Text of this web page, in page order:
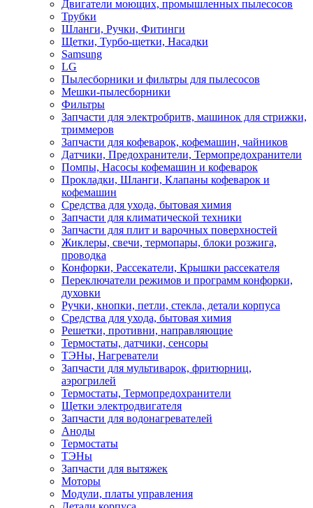
Двигатели моющих, промышленных пылесосов
Трубки
Шланги, Ручки, Фитинги
Щетки, Турбо-щетки, Насадки
Samsung
LG
Пылесборники и фильтры для пылесосов
Мешки-пылесборники
Фильтры
Запчасти для электробритв, машинок для стрижки,
триммеров
Запчасти для кофеварок, кофемашин, чайников
Датчики, Предохранители, Термопредохранители
Помпы, Насосы кофемашин и кофеварок
Прокладки, Шланги, Клапаны кофеварок и
кофемашин
Средства для ухода, бытовая химия
Запчасти для климатической техники
Запчасти для плит и варочных поверхностей
Жиклеры, свечи, термопары, блоки розжига,
проводка
Конфорки, Рассекатели, Крышки рассекателя
Переключатели режимов и программ конфорки,
духовки
Ручки, кнопки, петли, стекла, детали корпуса
Средства для ухода, бытовая химия
Решетки, противни, направляющие
Термостаты, датчики, сенсоры
ТЭНы, Нагреватели
Запчасти для мультиварок, фритюрниц,
аэрогрилей
Термостаты, Термопредохранители
Щетки электродвигателя
Запчасти для водонагревателей
Аноды
Термостаты
ТЭНы
Запчасти для вытяжек
Моторы
Модули, платы управления